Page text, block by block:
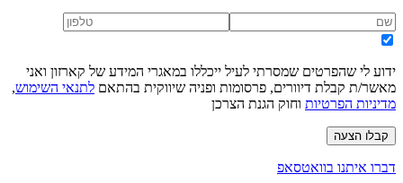
ידוע לי שהפרטים שמסרתי לעיל ייכללו במאגרי המידע של קארזון ואני
מאשר/ת קבלת דיוורים, פרסומות ופניה שיווקית בהתאם לתנאי השימוש,
מדיניות הפרטיות וחוק הגנת הצרכן
קבלו הצעה
דברו איתנו בוואטסאפ